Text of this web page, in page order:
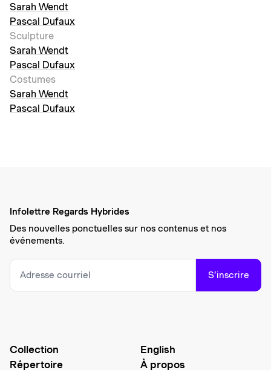
Sarah Wendt
Pascal Dufaux
Sculpture
Sarah Wendt
Pascal Dufaux
Costumes
Sarah Wendt
Pascal Dufaux
Infolettre Regards Hybrides
Des nouvelles ponctuelles sur nos contenus et nos
événements.
S’inscrire
Collection
Répertoire
English
À propos